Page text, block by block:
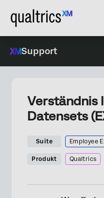
Support
Verständnis
Datensets
Suite Employee
Produkt Qualtrics